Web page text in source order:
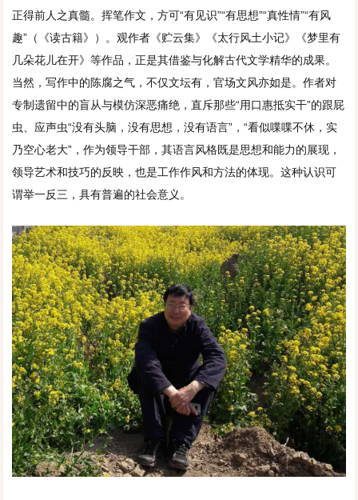
正得前人之真髓。挥笔作文，方可“有见识”“有思想”“真性情”“有风
趣”（《读古籍》）。观作者《贮云集》《太行风土小记》《梦里有
几朵花儿在开》等作品，正是其借鉴与化解古代文学精华的成果。
当然，写作中的陈腐之气，不仅文坛有，官场文风亦如是。作者对
专制遗留中的盲从与模仿深恶痛绝，直斥那些“用口惠抵实干”的跟屁
虫、应声虫“没有头脑，没有思想，没有语言”，“看似喋喋不休，实
乃空心老大”，作为领导干部，其语言风格既是思想和能力的展现，
领导艺术和技巧的反映，也是工作作风和方法的体现。这种认识可
谓举一反三，具有普遍的社会意义。